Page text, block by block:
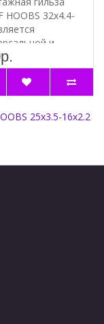
HOOBS 32x4.4-
и
для
труб и..
25х3.5-16х2.2